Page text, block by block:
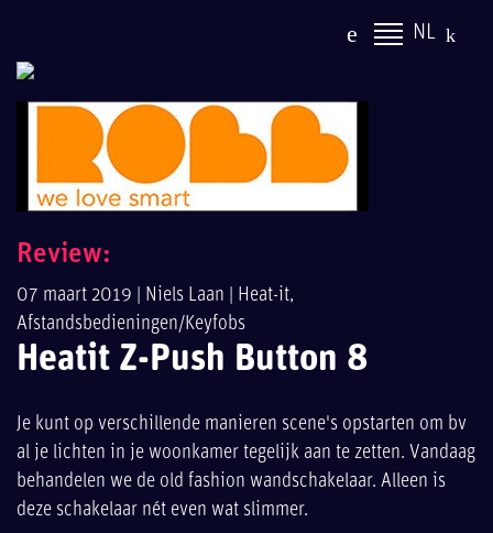
NL
Review:
07 maart 2019 | Niels Laan Heat-it,
Afstandsbedieningen/Keyfobs
Heatit Z-Push Button 8
Je kunt op verschillende manieren scene's opstarten om bv
al je lichten in je woonkamer tegelijk aan te zetten. Vandaag
behandelen we de old fashion wandschakelaar. Alleen is
deze schakelaar nét even wat slimmer.